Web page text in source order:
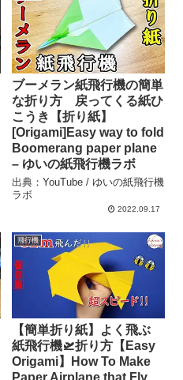
ブーメラン紙飛行機の簡単
な折り方 戻ってくる紙ひ
こうき【折り紙】
[Origami]Easy way to fold
Boomerang paper plane
– ゆいの紙飛行機ラボ
出典：YouTube / ゆいの紙飛行機
ラボ
2022.09.17
飛行機
【簡単折り紙】よく飛ぶ
紙飛行機🛫折り方【Easy
Origami】How To Make